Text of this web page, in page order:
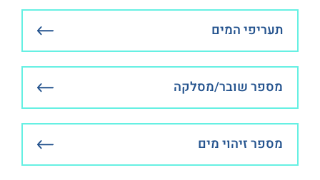
תעריפי המים
מספר שובר/מסלקה
מספר זיהוי מים